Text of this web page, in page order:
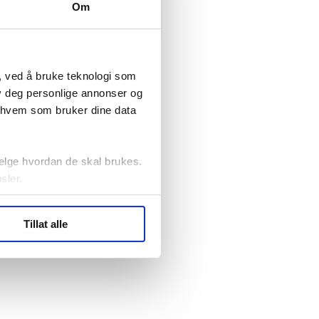
Om
ved å bruke teknologi som
personlige annonser og
som bruker dine data
hvordan de skal brukes.
(cookies) for å lære
statistikk.
Tillat alle